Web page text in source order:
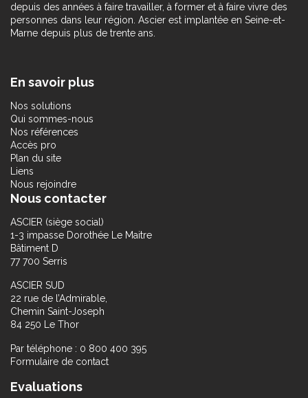
depuis des années à faire travailler, à former et à faire vivre des
personnes dans leur région. Ascier est implantée en Seine-et-
Marne depuis plus de trente ans.
En savoir plus
Nos solutions
Qui sommes-nous
Nos références
Accès pro
Plan du site
Liens
Nous rejoindre
Nous contacter
ASCIER (siège social)
1-3 impasse Dorothée Le Maitre
Bâtiment D
77 700 Serris
ASCIER SUD
22 rue de l’Admirable,
Chemin Saint-Joseph
84 250 Le Thor
Par téléphone : 0 800 400 395
Formulaire de contact
Evaluations